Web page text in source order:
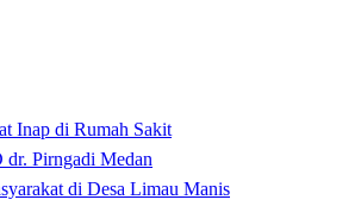
Inap di Rumah Sakit
dr. Pirngadi Medan‎
di Desa Limau Manis